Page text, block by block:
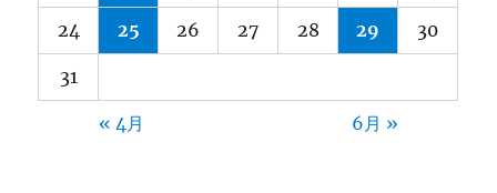
24 25 26 27 28 29 30
31
« 4月 6月 »